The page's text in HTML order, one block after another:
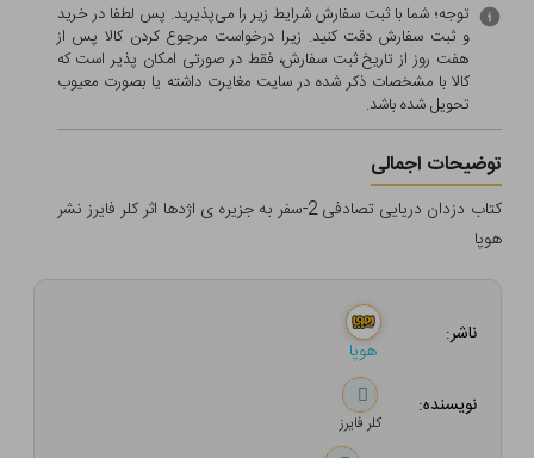
توجه؛ شما با ثبت سفارش شرایط زیر را می‌پذیرید. پس لطفا در خرید
و ثبت سفارش دقت کنید. زیرا درخواست مرجوع کردن کالا پس از
هفت روز از تاریخ ثبت سفارش، فقط در صورتی امکان پذیر است که
کالا با مشخصات ذکر شده در سایت مغایرت داشته یا بصورت معيوب
تحویل شده باشد.
توضیحات اجمالی
کتاب دزدان دریایی تصادفی 2-سفر به جزیره ی اژدها اثر کلر فایرز نشر
هوپا
ناشر:
هوپا
نویسنده:
کلر فایرز